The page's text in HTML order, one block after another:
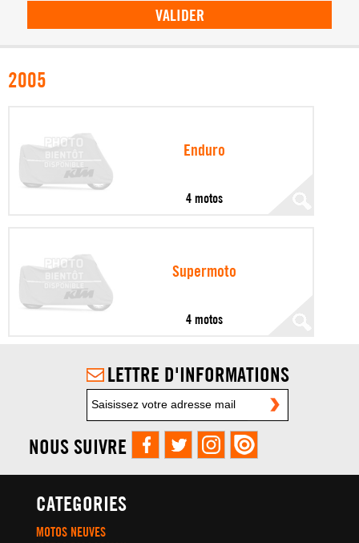
VALIDER
2005
Enduro
4 motos
Supermoto
4 motos
LETTRE D'INFORMATIONS
NOUS SUIVRE
CATEGORIES
MOTOS NEUVES